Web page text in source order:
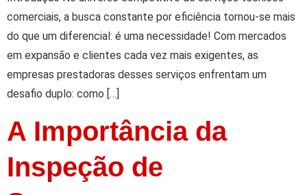
comerciais, a busca constante por eficiência tornou-se mais
do que um diferencial: é uma necessidade! Com mercados
em expansão e clientes cada vez mais exigentes, as
empresas prestadoras desses serviços enfrentam um
desafio duplo: como […]
A Importância da
Inspeção de